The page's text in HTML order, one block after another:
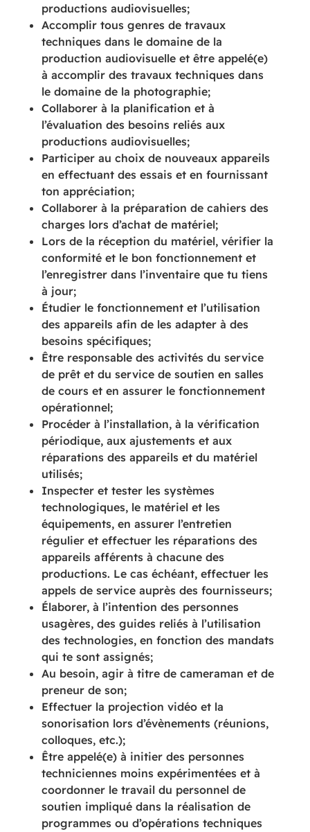
productions audiovisuelles;
Accomplir tous genres de travaux
techniques dans le domaine de la
production audiovisuelle et être appelé(e)
à accomplir des travaux techniques dans
le domaine de la photographie;
Collaborer à la planification et à
l’évaluation des besoins reliés aux
productions audiovisuelles;
Participer au choix de nouveaux appareils
en effectuant des essais et en fournissant
ton appréciation;
Collaborer à la préparation de cahiers des
charges lors d’achat de matériel;
Lors de la réception du matériel, vérifier la
conformité et le bon fonctionnement et
l’enregistrer dans l’inventaire que tu tiens
à jour;
Étudier le fonctionnement et l’utilisation
des appareils afin de les adapter à des
besoins spécifiques;
Être responsable des activités du service
de prêt et du service de soutien en salles
de cours et en assurer le fonctionnement
opérationnel;
Procéder à l’installation, à la vérification
périodique, aux ajustements et aux
réparations des appareils et du matériel
utilisés;
Inspecter et tester les systèmes
technologiques, le matériel et les
équipements, en assurer l’entretien
régulier et effectuer les réparations des
appareils afférents à chacune des
productions. Le cas échéant, effectuer les
appels de service auprès des fournisseurs;
Élaborer, à l’intention des personnes
usagères, des guides reliés à l’utilisation
des technologies, en fonction des mandats
qui te sont assignés;
Au besoin, agir à titre de cameraman et de
preneur de son;
Effectuer la projection vidéo et la
sonorisation lors d’évènements (réunions,
colloques, etc.);
Être appelé(e) à initier des personnes
techniciennes moins expérimentées et à
coordonner le travail du personnel de
soutien impliqué dans la réalisation de
programmes ou d’opérations techniques